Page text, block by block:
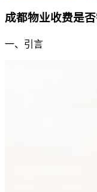
成都物业收费是
一、引言